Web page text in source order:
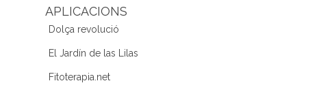
APLICACIONS
Dolça revolució
El Jardín de las Lilas
Fitoterapia.net